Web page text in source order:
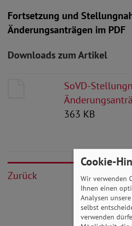
Fortsetzung und
Änderungsanträgen im PDF
Downloads zum Artikel
SoVD-
363 KB
Zurück
Cookie-
Wir verwenden
Ihnen einen
Analysen
selbst
verwenden